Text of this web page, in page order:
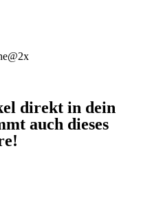
direkt in dein
auch dieses